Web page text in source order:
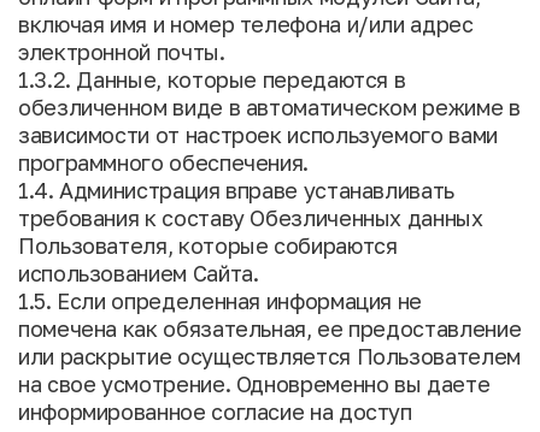
включая имя и номер телефона и/или адрес
электронной почты.
1.3.2. Данные, которые передаются в
обезличенном виде в автоматическом режиме в
зависимости от настроек используемого вами
программного обеспечения.
1.4. Администрация вправе устанавливать
требования к составу Обезличенных данных
Пользователя, которые собираются
использованием Сайта.
1.5. Если определенная информация не
помечена как обязательная, ее предоставление
или раскрытие осуществляется Пользователем
на свое усмотрение. Одновременно вы даете
информированное согласие на доступ